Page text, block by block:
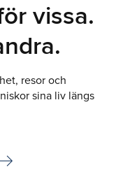
vissa.
resor och
sina liv längs